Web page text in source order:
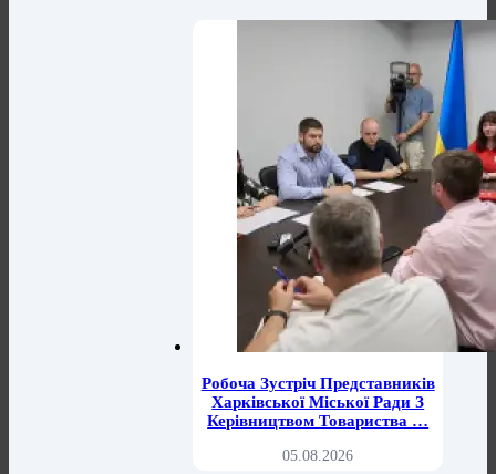
Робоча Зустріч Представників
Харківської Міської Ради З
Керівництвом Товариства …
05.08.2026